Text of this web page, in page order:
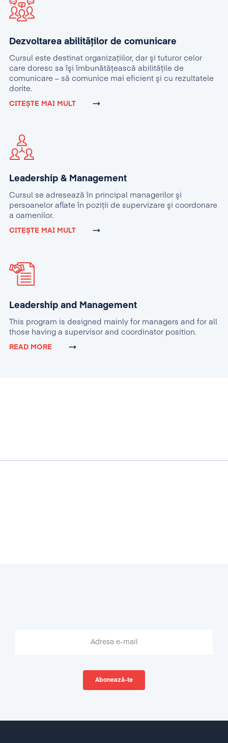
Dezvoltarea abilităților de comunicare
Cursul este destinat organizaţiilor, dar şi tuturor celor
care doresc sa îşi îmbunătăţească abilităţile de
comunicare – să comunice mai eficient şi cu rezultatele
dorite.
CITEȘTE MAI MULT
Leadership & Management
Cursul se adresează în principal managerilor şi
persoanelor aflate în poziţii de supervizare şi coordonare
a oamenilor.
CITEȘTE MAI MULT
Leadership and Management
This program is designed mainly for managers and for all
those having a supervisor and coordinator position.
READ MORE